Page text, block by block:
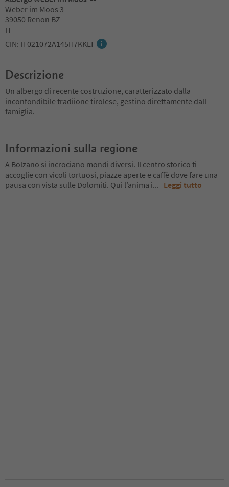
Weber im Moos 3
39050 Renon BZ
IT
CIN: IT021072A145H7KKLT
Descrizione
Un albergo di recente costruzione, caratterizzato dalla
inconfondibile tradiione tirolese, gestino direttamente dall
famiglia.
Informazioni sulla regione
A Bolzano si incrociano mondi diversi. Il centro storico ti
accoglie con vicoli tortuosi, piazze aperte e caffè dove fare una
pausa con vista sulle Dolomiti. Qui l’anima i... Leggi tutto